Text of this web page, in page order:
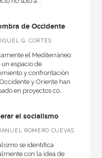
de Occidente
G. CORTÉS
el Mediterráneo
un espacio de
y confrontación
y Oriente han
en proyectos co...
el socialismo
ROMERO CUEVAS
se identifica
con la idea de